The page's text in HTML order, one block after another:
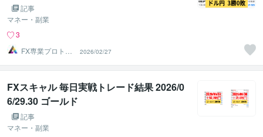
記事
マネー・副業
3
FX専業プロトレ
ーダーのAチーム
2026/02/27
FXスキャル 毎日実戦トレード結果 2026/0
6/29.30 ゴールド
記事
マネー・副業